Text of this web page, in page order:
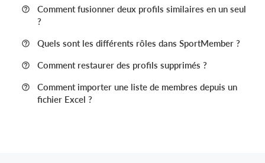
Comment fusionner deux profils similaires en un seul
?
Quels sont les différents rôles dans SportMember ?
Comment restaurer des profils supprimés ?
Comment importer une liste de membres depuis un
fichier Excel ?